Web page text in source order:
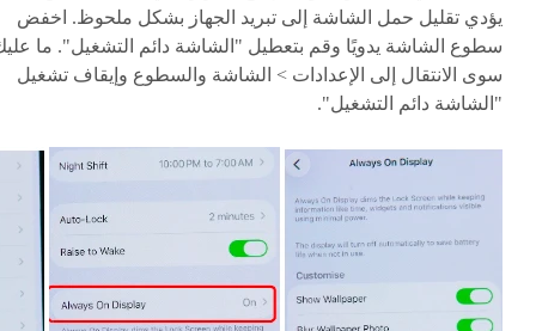
يؤدي تقليل حمل الشاشة إلى تبريد الجهاز بشكل ملحوظ. اخفض
سطوع الشاشة يدويًا وقم بتعطيل "الشاشة دائم التشغيل". ما
سوى الانتقال إلى الإعدادات > الشاشة والسطوع وإيقاف تشغيل
"الشاشة دائم التشغيل".